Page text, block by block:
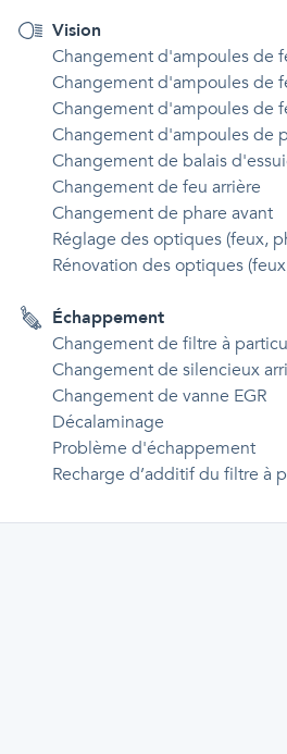
Vision
Changement d'ampoules de
Changement d'ampoules de
Changement d'ampoules de
Changement d'ampoules de
Changement de balais
Changement de feu arrière
Changement de phare avant
Réglage des optiques (feux,
Rénovation des optiques
Échappement
Changement de filtre à
Changement de silencieux
Changement de vanne EGR
Décalaminage
Problème d'échappement
Recharge d’additif du filtre à